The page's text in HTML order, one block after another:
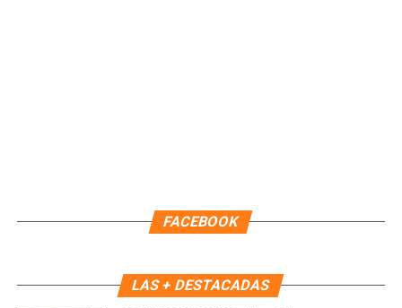
FACEBOOK
LAS + DESTACADAS